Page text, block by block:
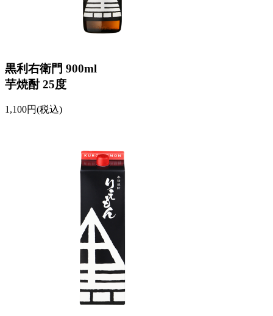
黒利右衛門 900ml
芋焼酎 25度
1,100円(税込)